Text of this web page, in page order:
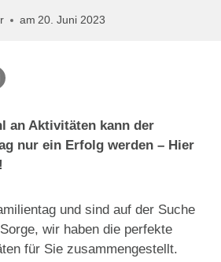
am 20. Juni 2023
an Aktivitäten kann der
nur ein Erfolg werden – Hier
und sind auf der Suche
wir haben die perfekte
für Sie zusammengestellt.